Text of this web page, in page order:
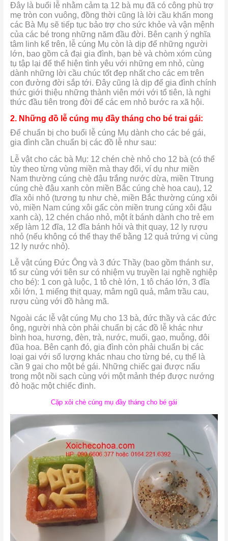
Đây là buổi lễ nhằm cảm tạ 12 bà mụ đã có công phù trợ
mẹ tròn con vuông, đồng thời cũng là lời cầu khấn mong
các Bà Mụ sẽ tiếp tục bảo trợ cho sức khỏe và vận mệnh
của các bé trong những năm đầu đời. Bên cạnh ý nghĩa
tâm linh kể trên, lễ cúng Mụ còn là dịp để những người
lớn, bao gồm cả đại gia đình, bạn bè và chòm xóm cùng
tụ tập lại để thể hiện tình yêu với những em nhỏ, cùng
dành những lời cầu chúc tốt đẹp nhất cho các em trên
con đường đời sắp tới. Đây cũng là dịp để gia đình chính
thức giới thiệu những thành viên mới với tổ tiên, là nghi
thức đầu tiên trong đời để các em nhỏ bước ra xã hội.
2. Những đồ lễ cúng mụ đầy tháng cho bé trai gái:
Để chuẩn bị cho buổi lễ cúng Mụ dành cho các bé gái,
gia đình cần chuẩn bị các đồ lễ như sau:
Lễ vật cho các bà Mụ: 12 chén chè nhỏ cho 12 bà (có thể
tùy theo từng vùng miền mà thay đổi, ví dụ như miền
Nam thường cúng chè đậu trắng nước dừa, miền Ttrung
cúng chè đậu xanh còn miền Bắc cúng chè hoa cau), 12
đĩa xôi nhỏ (tương tụ như chè, miền Bắc thường cúng xôi
vò, miền Nam cúng xôi gấc còn miền trung cúng xôi đậu
xanh cà), 12 chén cháo nhỏ, một ít bánh dành cho trẻ em
xếp làm 12 đĩa, 12 đĩa bánh hỏi và thịt quay, 12 ly rượu
nhỏ (nếu không có thể thay thế bằng 12 quả trứng vị cùng
12 ly nước nhỏ).
Lễ vật cúng Đức Ông và 3 đức Thầy (bao gồm thánh sư,
tổ sư cùng với tiên sư có nhiệm vụ truyền lại nghề nghiệp
cho bé): 1 con gà luộc, 1 tô chè lớn, 1 tô cháo lớn, 3 đĩa
xôi lớn, 1 miếng thịt quay, mâm ngũ quả, mâm trầu cau,
rượu cùng với đồ hàng mã.
Ngoài các lễ vật cúng Mụ cho 13 bà, đức thầy và các đức
ông, người nhà còn phải chuẩn bị các đồ lễ khác như
bình hoa, hương, đèn, trà, nước, muối, gạo, muỗng, đôi
đũa hoa. Bên cạnh đó, gia đình còn phải chuẩn bị các
loại gai với số lượng khác nhau cho từng bé, cụ thể là
cần 9 gai cho một bé gái. Những chiếc gai được nấu
trong một nồi sạch cùng với một mảnh thép được nướng
đỏ hoặc một chiếc đinh.
Cặp xôi chè cúng mụ đầy tháng cho bé gái